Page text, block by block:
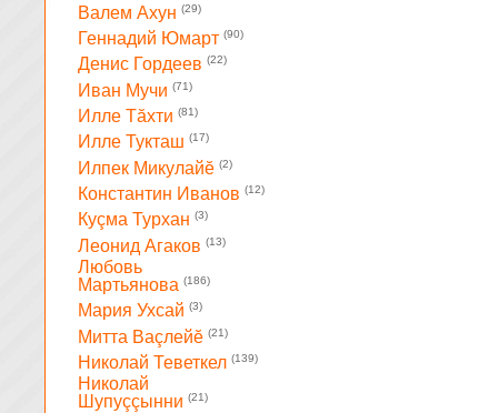
Валем Ахун (29)
Геннадий Юмарт (90)
Денис Гордеев (22)
Иван Мучи (71)
Илле Тăхти (81)
Илле Тукташ (17)
Илпек Микулайĕ (2)
Константин Иванов (12)
Куçма Турхан (3)
Леонид Агаков (13)
Любовь
Мартьянова (186)
Мария Ухсай (3)
Митта Ваçлейĕ (21)
Николай Теветкел (139)
Николай
Шупуççынни (21)